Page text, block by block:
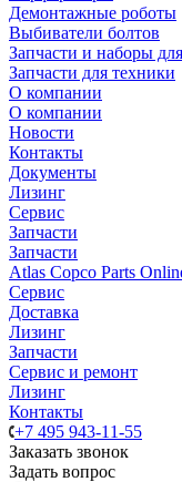
Демонтажные роботы
Выбиватели болтов
Запчасти и наборы
Запчасти для техники
О компании
О компании
Новости
Контакты
Документы
Лизинг
Сервис
Запчасти
Запчасти
Atlas Copco Parts
Сервис
Доставка
Лизинг
Запчасти
Сервис и ремонт
Лизинг
Контакты
+7 495 943-11-55
Заказать звонок
Задать вопрос